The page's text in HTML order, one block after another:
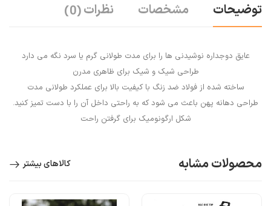
توضیحات مشخصات نظرات(0)
عایق دوجداره نوشیدنی ها را برای مدت طولانی گرم یا سرد نگه می دارد
طراحی شیک و شیک برای ظاهری مدرن
ساخته شده از فولاد ضد زنگ با کیفیت بالا برای عملکرد طولانی مدت
طراحی دهانه پهن باعث می شود که به راحتی داخل آن را با دست تمیز کنید.
شکل ارگونومیک برای گرفتن راحت
محصولات مشابه کالاهای بیشتر